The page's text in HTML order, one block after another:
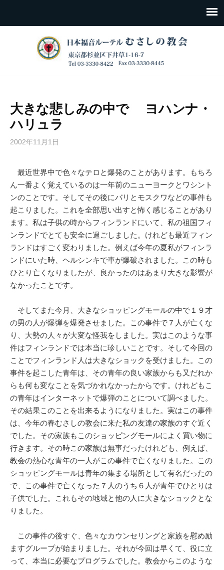
大きな悲しみの中で ヨハンナ・
ハリュラ
2002年11月1日
最近世界中で色々なテロと爆発のことがあります。もちろ
ん一番よく覚えているのは一年前のニューヨークとワシント
ンのことです。そしてその後にバリとモスクワなどの事件も
起こりました。これを全部思い出すと怖く感じることがあり
ます。私は子供の時からフィンランドにいて、私の祖国フィ
ンランドでとても安全に過ごしました。けれども最近フィン
ランドはすごく変わりました。例えば今年の夏私がフィンラ
ンドにいた時、ヘルシンキで車が爆破されました。この時も
ひとり亡くなりましたが、良かったのはあまり大きな影響が
なかったことです。
そしてまた今月、大きなショッピングモールの中で１９才
の男の人が爆弾を爆発させました。この事件で７人が亡くな
り、大勢の人々が大変な怪我をしました。実はこのような事
件はフィンランドでは本当に珍しいことです。そして今回の
ことでフィンランド人は大きなショックを受けました。この
事件を起こした青年は、その青年の良い家族からも又だれか
らも何も変なことを気づかれなかったからです。けれどもこ
の青年はインターネットで爆弾のことについて調べました。
その結果このことを出来るようになりました。実はこの事件
は、今年の春むさしの教会に来た私の友達の家族のすぐ近く
でした。その家族もこのショッピングモールによく買い物に
行きます。その時この家族は無事だったけれども、例えば、
教会の熱心な青年の一人がこの事件で亡くなりました。この
ショッピングモールは青年の集まる場所として有名だったの
で、この事件で亡くなった７人のうち６人が青年でひとりは
子供でした。これもその地域と他の人に大きなショックとな
りました。
この事件の後すぐ、色々なカウンセリングと家族を慰め励
ますグループが始まりました。それが今回は早くて、役に立
って、本当に必要なプログラムでした。教会からこのような